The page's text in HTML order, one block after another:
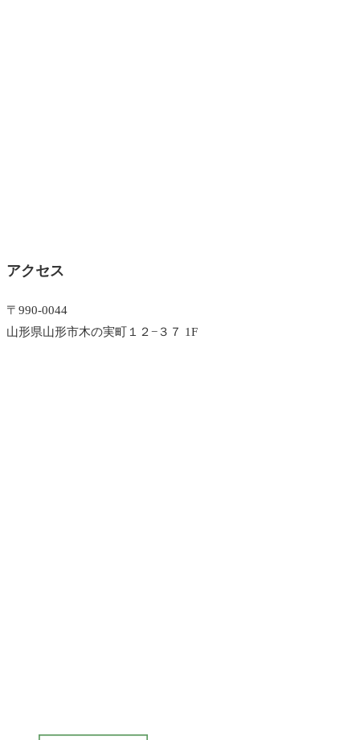
アクセス
〒990-0044
山形県山形市木の実町１２−３７ 1F